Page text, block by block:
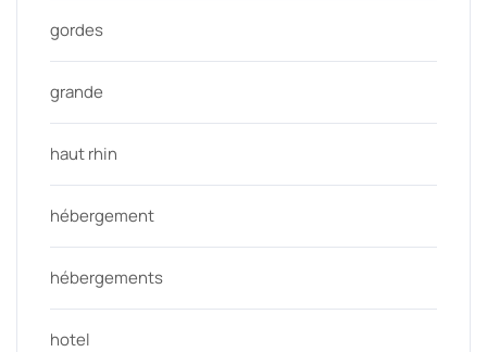
gordes
grande
haut rhin
hébergement
hébergements
hotel